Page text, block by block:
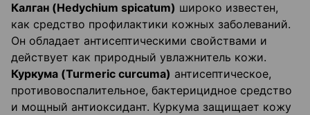
Калган (Hedychium spicatum) широко известен,
как средство профилактики кожных заболеваний.
Он обладает антисептическими свойствами и
действует как природный увлажнитель кожи.
Куркума (Turmeric curcuma) антисептическое,
противовоспалительное, бактерицидное средство
и мощный антиоксидант. Куркума защищает кожу